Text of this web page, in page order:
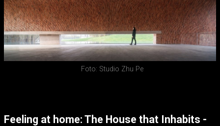
Foto: Studio Zhu Pe
Feeling at home: The House that Inhabits -